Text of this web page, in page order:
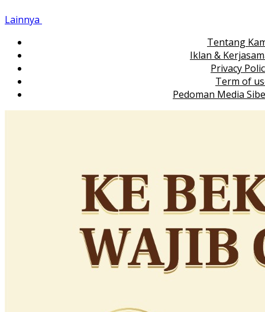
Lainnya
Tentang
Iklan &
Privacy
Term of
Pedoman Media